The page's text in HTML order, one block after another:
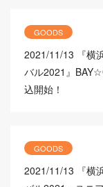
GOODS
2021/11/13
『
バル2021』
込開始！
GOODS
2021/11/13
『